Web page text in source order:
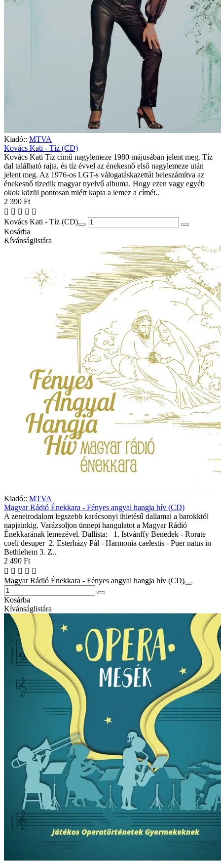
Kiadó:: MTVA
Kovács Kati - Tíz (CD)
Kovács Kati Tíz című nagylemeze 1980 májusában jelent meg. Tíz
dal található rajta, és tíz évvel az énekesnő első nagylemeze után
jelent meg. Az 1976-os LGT-s válogatáskazettát beleszámítva az
énekesnő tizedik magyar nyelvű albuma. Hogy ezen vagy egyéb
okok közül pontosan miért kapta a lemez a címét..
2 390 Ft
Kovács Kati - Tíz (CD)
Kosárba
Kívánságlistára
Kiadó:: MTVA
Magyar Rádió Énekkara - Fényes angyal hangja hív (CD)
A zeneirodalom legszebb karácsonyi ihletésű dallamai a barokktól
napjainkig. Varázsoljon ünnepi hangulatot a Magyar Rádió
Énekkarának lemezével. Dallista: 1. Istvánffy Benedek - Rorate
coeli desuper 2. Esterházy Pál - Harmonia caelestis - Puer natus in
Bethlehem 3. Z..
2 490 Ft
Magyar Rádió Énekkara - Fényes angyal hangja hív (CD)
Kosárba
Kívánságlistára